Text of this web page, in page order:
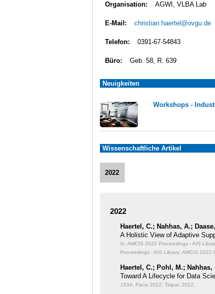
Organisation: AGWI, VLBA Lab
E-Mail: christian.haertel@ovgu.de
Telefon: 0391-67-54843
Büro: Geb. 58, R. 639
Neuigkeiten
Workshops -
Wissenschaftliche Artikel
2022
2022
Haertel, C.; Nahhas, A.;
A Holistic View of Adaptive
In: AMCIS 2022 Proceedings - AIS
Proceedings - AIS Library; AMCIS 2022
Haertel, C.; Pohl, M.;
Toward A Lifecycle for Data
1534; Pacis 2022; Taipai; 2022;